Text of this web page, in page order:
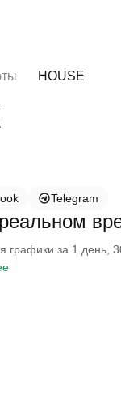
HOUSE
Telegram
графики за 1 день,